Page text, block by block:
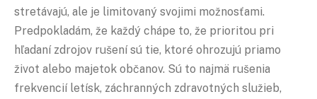
stretávajú, ale je limitovaný svojimi možnosťami.
Predpokladám, že každý chápe to, že prioritou pri
hľadaní zdrojov rušení sú tie, ktoré ohrozujú priamo
život alebo majetok občanov. Sú to najmä rušenia
frekvencií letísk, záchranných zdravotných služieb,